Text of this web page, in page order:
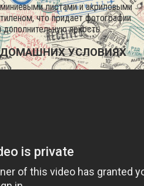
листами и акриловыми
что придает фотографии
яркость.
УСЛОВИЯХ